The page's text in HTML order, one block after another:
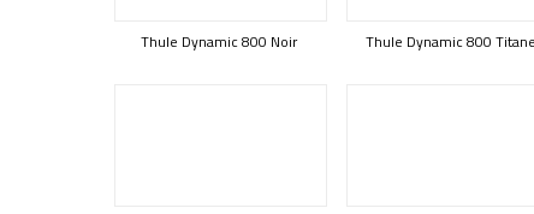
Thule Dynamic 800 Noir Thule Dynamic 800 Titane